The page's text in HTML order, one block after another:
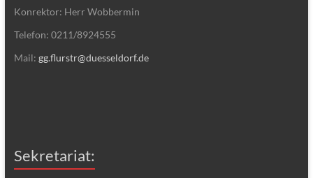
Konrektor: Herr Wobbermin
Telefon: 0211/8924555
Mail: gg.flurstr@duesseldorf.de
Sekretariat: